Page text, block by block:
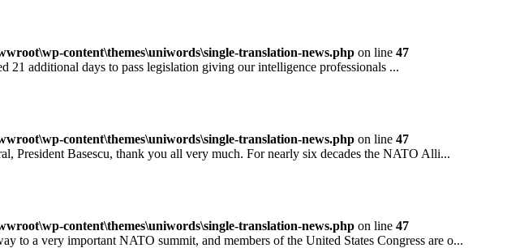
content\themes\uniwords\single-translation-news.php on line 47
additional days to pass legislation giving our intelligence professionals ...
content\themes\uniwords\single-translation-news.php on line 47
Basescu, thank you all very much. For nearly six decades the NATO Alli...
content\themes\uniwords\single-translation-news.php on line 47
very important NATO summit, and members of the United States Congress are o...